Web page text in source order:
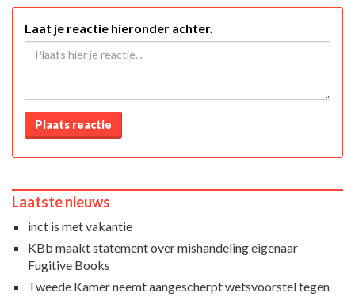
Laat je reactie hieronder achter.
Plaats reactie
Laatste nieuws
inct is met vakantie
KBb maakt statement over mishandeling eigenaar
Fugitive Books
Tweede Kamer neemt aangescherpt wetsvoorstel tegen